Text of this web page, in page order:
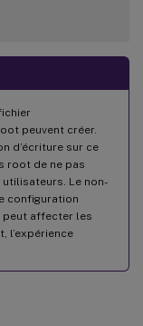
peuvent créer.
d’écriture sur ce
root de ne pas
utilisateurs. Le non-
configuration
peut affecter les
l’expérience